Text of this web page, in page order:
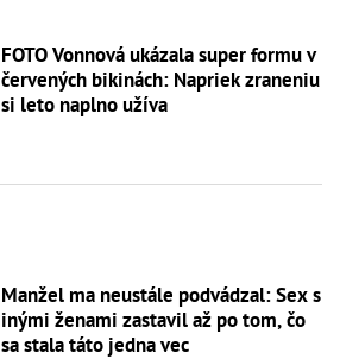
FOTO Vonnová ukázala super formu v
červených bikinách: Napriek zraneniu
si leto naplno užíva
Manžel ma neustále podvádzal: Sex s
inými ženami zastavil až po tom, čo
sa stala táto jedna vec